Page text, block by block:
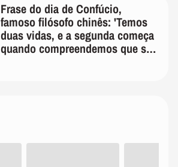
Frase do dia de Confúcio,
famoso filósofo chinês: 'Temos
duas vidas, e a segunda começa
quando compreendemos que só